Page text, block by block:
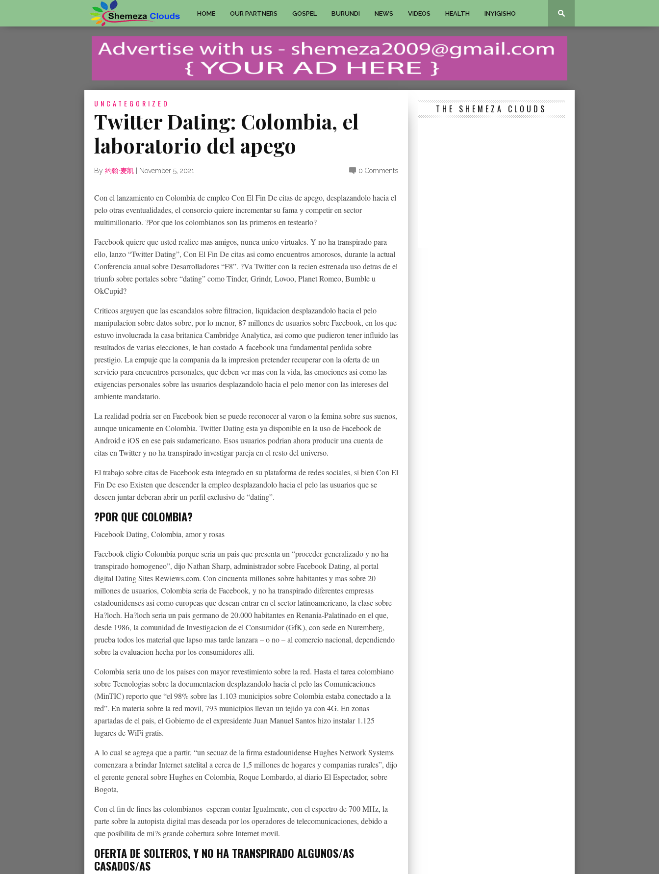
HOME OUR PARTNERS GOSPEL BURUNDI NEWS VIDEOS HEALTH INYIGISHO
UNCATEGORIZED
Twitter Dating: Colombia, el
laboratorio del apego
By 约翰·麦凯 November 5, 2021 0 Comments
Con el lanzamiento en Colombia de empleo Con El Fin De citas de apego, desplazandolo hacia el
pelo otras eventualidades, el consorcio quiere incrementar su fama y competir en sector
multimillonario. ?Por que los colombianos son las primeros en testearlo?
Facebook quiere que usted realice mas amigos, nunca unico virtuales. Y no ha transpirado para
ello, lanzo “Twitter Dating”, Con El Fin De citas asi­ como encuentros amorosos, durante la actual
Conferencia anual sobre Desarrolladores “F8”. ?Va Twitter con la recien estrenada uso detras de el
triunfo sobre portales sobre “dating” como Tinder, Grindr, Lovoo, Planet Romeo, Bumble u
OkCupid?
Criticos arguyen que las escandalos sobre filtracion, liquidacion desplazandolo hacia el pelo
manipulacion sobre datos sobre, por lo menor, 87 millones de usuarios sobre Facebook, en los que
estuvo involucrada la casa britanica Cambridge Analytica, asi­ como que pudieron tener influido las
resultados de varias elecciones, le han costado A facebook una fundamental perdida sobre
prestigio. La empuje que la compania da la impresion pretender recuperar con la oferta de un
servicio para encuentros personales, que deben ver mas con la vida, las emociones asi­ como las
exigencias personales sobre las usuarios desplazandolo hacia el pelo menor con las intereses del
ambiente mandatario.
La realidad podri­a ser en Facebook bien se puede reconocer al varon o la femina sobre sus suenos,
aunque unicamente en Colombia. Twitter Dating esta ya disponible en la uso de Facebook de
Android e iOS en ese pais sudamericano. Esos usuarios podri­an ahora producir una cuenta de
citas en Twitter y no ha transpirado investigar pareja en el resto del universo.
El trabajo sobre citas de Facebook esta integrado en su plataforma de redes sociales, si bien Con El
Fin De eso Existen que descender la empleo desplazandolo hacia el pelo las usuarios que se
deseen juntar deberan abrir un perfil exclusivo de “dating”.
?POR QUE COLOMBIA?
Facebook Dating, Colombia, amor y rosas
Facebook eligio Colombia porque seri­a un pais que presenta un “proceder generalizado y no ha
transpirado homogeneo”, dijo Nathan Sharp, administrador sobre Facebook Dating, al portal
digital Dating Sites Rewiews.com. Con cincuenta millones sobre habitantes y mas sobre 20
millones de usuarios, Colombia seri­a de Facebook, y no ha transpirado diferentes empresas
estadounidenses asi­ como europeas que desean entrar en el sector latinoamericano, la clase sobre
Ha?loch. Ha?loch seri­a un pais germano de 20.000 habitantes en Renania-Palatinado en el que,
desde 1986, la comunidad de Investigacion de el Consumidor (GfK), con sede en Nuremberg,
prueba todos los material que lapso mas tarde lanzara – o no – al comercio nacional, dependiendo
sobre la evaluacion hecha por los consumidores alli.
Colombia seri­a uno de los paises con mayor revestimiento sobre la red. Hasta el tarea colombiano
sobre Tecnologias sobre la documentacion desplazandolo hacia el pelo las Comunicaciones
(MinTIC) reporto que “el 98% sobre las 1.103 municipios sobre Colombia estaba conectado a la
red”. En materia sobre la red movil, 793 municipios llevan un tejido ya con 4G. En zonas
apartadas de el pais, el Gobierno de el expresidente Juan Manuel Santos hizo instalar 1.125
lugares de WiFi gratis.
A lo cual se agrega que a partir, “un secuaz de la firma estadounidense Hughes Network Systems
comenzara a brindar Internet satelital a cerca de 1,5 millones de hogares y companias rurales”, dijo
el gerente general sobre Hughes en Colombia, Roque Lombardo, al diario El Espectador, sobre
Bogota,
Con el fin de fines las colombianos esperan contar Igualmente, con el espectro de 700 MHz, la
parte sobre la autopista digital mas deseada por los operadores de telecomunicaciones, debido a
que posibilita de mi?s grande cobertura sobre Internet movil.
OFERTA DE SOLTEROS, Y NO HA TRANSPIRADO ALGUNOS/AS
CASADOS/AS
THE SHEMEZA CLOUDS